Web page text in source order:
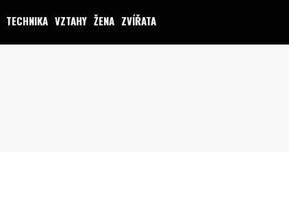
TECHNIKA VZTAHY ŽENA ZVÍŘATA